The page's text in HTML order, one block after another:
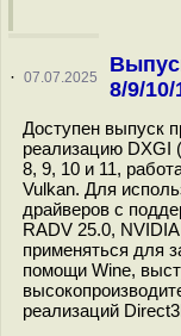
· 07.07.2025
8/9/
Доступен выпуск
реализацию DXGI
8, 9, 10 и 11,
Vulkan. Для
драйверов с
RADV 25.0,
применяться для
помощи Wine,
реализаций